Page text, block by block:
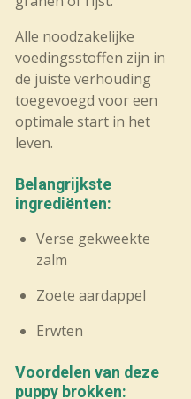
Alle noodzakelijke
voedingsstoffen zijn in
de juiste verhouding
toegevoegd voor een
optimale start in het
leven.
Belangrijkste
ingrediënten:
Verse gekweekte
zalm
Zoete aardappel
Erwten
Voordelen van deze
puppy brokken: